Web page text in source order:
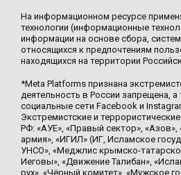
На информационном ресурсе
технологии (информационные
информации на основе сбора,
относящихся к предпочтениям
находящихся на территории
*Meta Platforms признана
деятельность в России запрещена,
социальные сети Facebook и
Экстремистские и
РФ: «АУЕ», «Правый сектор», «Азов»,
армия», «ИГИЛ» (ИГ, Исламское
УНСО», «Меджлис крымско-
Иеговы», «Движение Талибан»,
рух», «Чёрный комитет», «Мужское